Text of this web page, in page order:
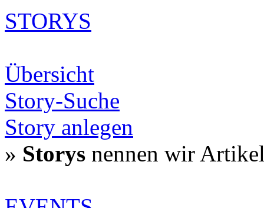
STORYS
Übersicht
Story-Suche
Story anlegen
» Storys nennen wir